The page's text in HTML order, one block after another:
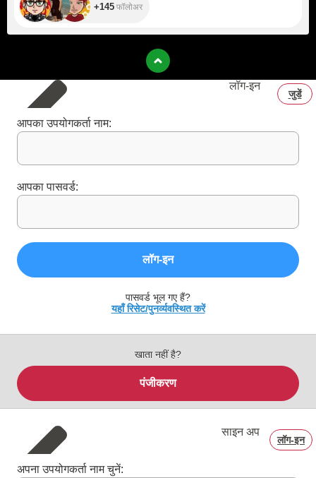
+145 फॉलोअर
लॉग‑इन
जुडें
आपका उपयोगकर्ता नाम:
आपका पासवर्ड:
लॉग‑इन
पासवर्ड भूल गए हैं?
यहाँ रिसेट/पुनर्व्यवस्थित करें
खाता नहीं है?
पंजीकरण
साइन अप
लॉग‑इन
अपना उपयोगकर्ता नाम चुनें: